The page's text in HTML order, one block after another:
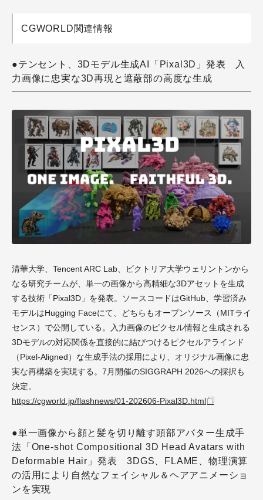
CGWORLD関連情報
●テンセント、3Dモデル生成AI「Pixal3D」発表 入
力画像に忠実な3D再現と遮蔽部の高度な生成
清華大学、Tencent ARC Lab、ビクトリア大学ウェリントンから
なる研究チームが、単一の画像から高精細な3Dアセットを生成
する技術「Pixal3D」を発表。ソースコードはGitHub、学習済み
モデルはHugging Faceにて、どちらもオープンソース（MITライ
センス）で公開している。入力画像のピクセル情報と生成される
3Dモデルの対応関係を直接的に結びつけるピクセルアラインド
（Pixel-Aligned）な生成手法の採用により、オリジナル画像に忠
実な再構築を実現する。7月開催のSIGGRAPH 2026への採択も
決定。
https://cgworld.jp/flashnews/01-202606-Pixal3D.html
●単一画像から顔と髪を切り離す頭部アバター生成手
法「One-shot Compositional 3D Head Avatars with
Deformable Hair」発表 3DGS、FLAME、物理演算
の活用により自然なフェイシャル＆ヘアアニメーショ
ンを実現